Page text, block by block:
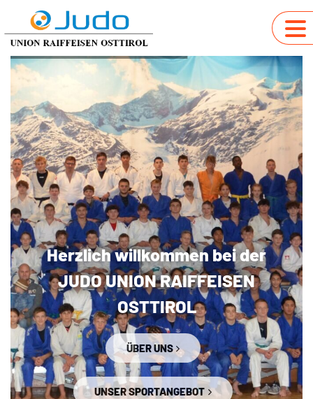
Herzlich willkommen bei der
JUDO UNION RAIFFEISEN
OSTTIROL
ÜBER UNS
UNSER SPORTANGEBOT